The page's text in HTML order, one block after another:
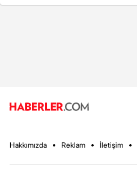
Hakkımızda Reklam İletişim